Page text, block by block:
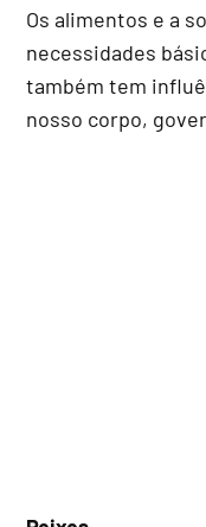
Os alimentos e a
necessidades
também tem
nosso corpo,